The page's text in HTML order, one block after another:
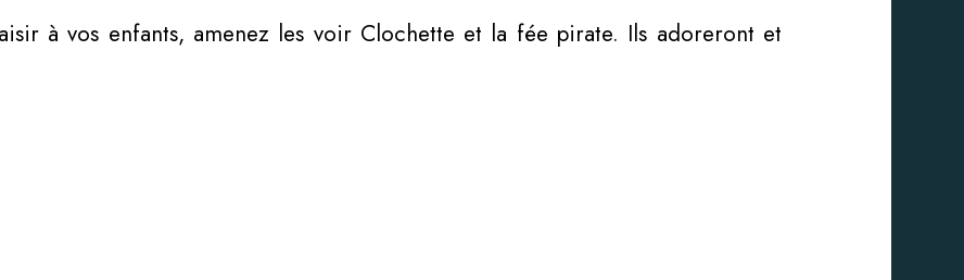
à vos enfants, amenez les voir Clochette et la fée pirate. Ils adoreront et